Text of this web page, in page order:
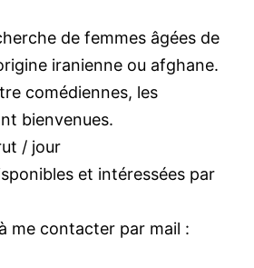
de femmes âgées de
iranienne ou afghane.
comédiennes, les
bienvenues.
/ jour
et intéressées par
me contacter par mail :